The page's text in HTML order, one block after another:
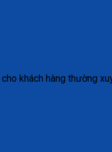
khách hàng thường